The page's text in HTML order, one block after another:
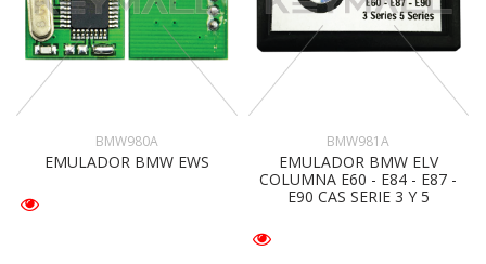
BMW980A
EMULADOR BMW EWS
BMW981A
EMULADOR BMW ELV
COLUMNA E60 - E84 - E87 -
E90 CAS SERIE 3 Y 5